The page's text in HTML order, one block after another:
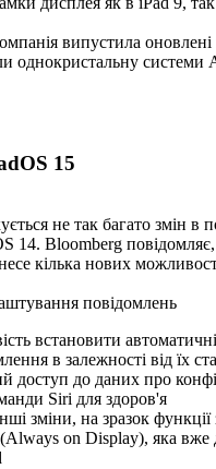
випустила
однокристальну системи
15
не так багато змін в
14. Bloomberg
кілька нових
повідомлень
встановити автоматичні
в залежності від їх
доступ до даних про
Siri для здоров'я
зміни, на зразок
on Display), яка вже